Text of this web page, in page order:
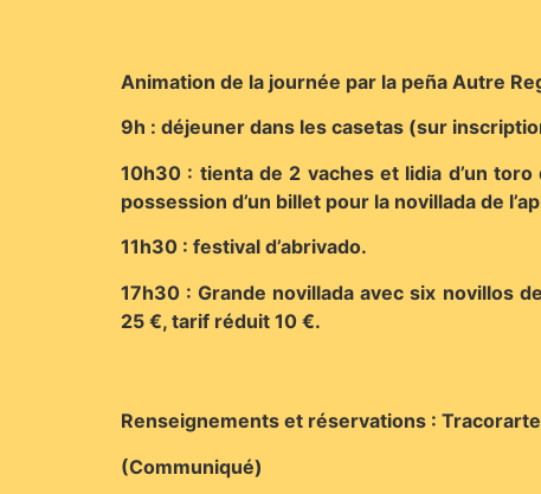
Animation de la journée par la peña Autre
9h : déjeuner dans les casetas (sur
10h30 : tienta de 2 vaches et lidia d’un
possession d’un billet pour la novillada de
11h30 : festival d’abrivado.
17h30 : Grande novillada avec six novillos
25 €, tarif réduit 10 €.
Renseignements et réservations :
(Communiqué)